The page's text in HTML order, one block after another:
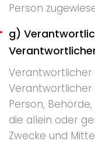
Person
g)
Verantwortlicher
Person,
die allein oder
Zwecke und